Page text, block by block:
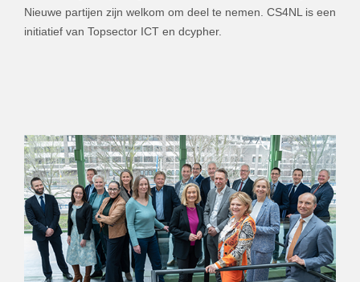
Nieuwe partijen zijn welkom om deel te nemen. CS4NL is een
initiatief van Topsector ICT en dcypher.